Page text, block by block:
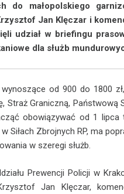
do małopolskiego
Jan Klęczar i
udział w briefingu
dla służb
od 900 do 1800
Straż Graniczną, Państwową
obowiązywać od 1 lipca
Siłach Zbrojnych RP, ma
w szeregi służb.
Prewencji Policji w
Jan Klęczar,